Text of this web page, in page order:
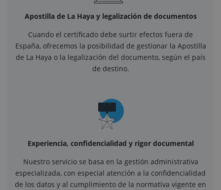
Apostilla de La Haya y legalización de documentos
Cuando el certificado debe surtir efectos fuera de
España, ofrecemos la posibilidad de gestionar la Apostilla
de La Haya o la legalización del documento, según el país
de destino.
Experiencia, confidencialidad y rigor documental
Nuestro servicio se basa en la gestión administrativa
especializada, con especial atención a la confidencialidad
de los datos y al cumplimiento de la normativa vigente en